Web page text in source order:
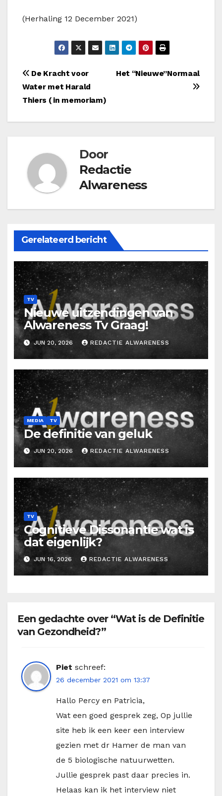
(Herhaling 12 December 2021)
Bericht
navigatie
Het “Nieuwe”Normaal
De Kracht voor
Water met Harald
Thiers ( in memoriam)
Door
Redactie
Alwareness
Gerelateerd bericht
TV
Nieuwe uitzendingen van
Alwareness Tv Graag!
JUN 20, 2026 REDACTIE ALWARENESS
MEDIA TV
De definitie van geluk
JUN 20, 2026 REDACTIE ALWARENESS
TV
Cognitieve Dissonantie wat is
dat eigenlijk?
JUN 16, 2026 REDACTIE ALWARENESS
Een gedachte over “Wat is de Definitie
van Gezondheid?”
Piet schreef:
26 december 2021 om 13:37
Hallo Percy en Patricia,
Wat een goed gesprek zeg, Op jullie
site heb ik een keer een interview
gezien met dr Hamer de man van
de 5 biologische natuurwetten.
Jullie gesprek past daar precies in.
Helaas kan ik het interview niet